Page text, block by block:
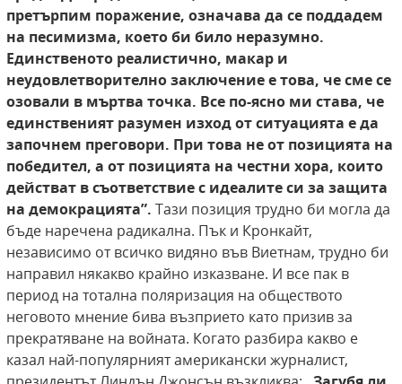
претърпим поражение, означава да се поддадем
на песимизма, което би било неразумно.
Единственото реалистично, макар и
неудовлетворителнозаключение е това, че сме се
озовали в мъртва точка. Все по-ясно ми става, че
единственият разумен изход от ситуацията е да
започнем преговори. При това не от позицията на
победител, а от позицията на честни хора, които
действат в съответствие с идеалите си за защита
на демокрацията”. Тази позиция трудно би могла да
бъде наречена радикална. Пък и Кронкайт,
независимо от всичко видяно във Виетнам, трудно би
направил някакво крайно изказване. И все пак в
период на тотална поляризация на обществото
неговото мнение бива възприето като призив за
прекратяване на войната. Когато разбира какво е
казал най-популярният американски журналист,